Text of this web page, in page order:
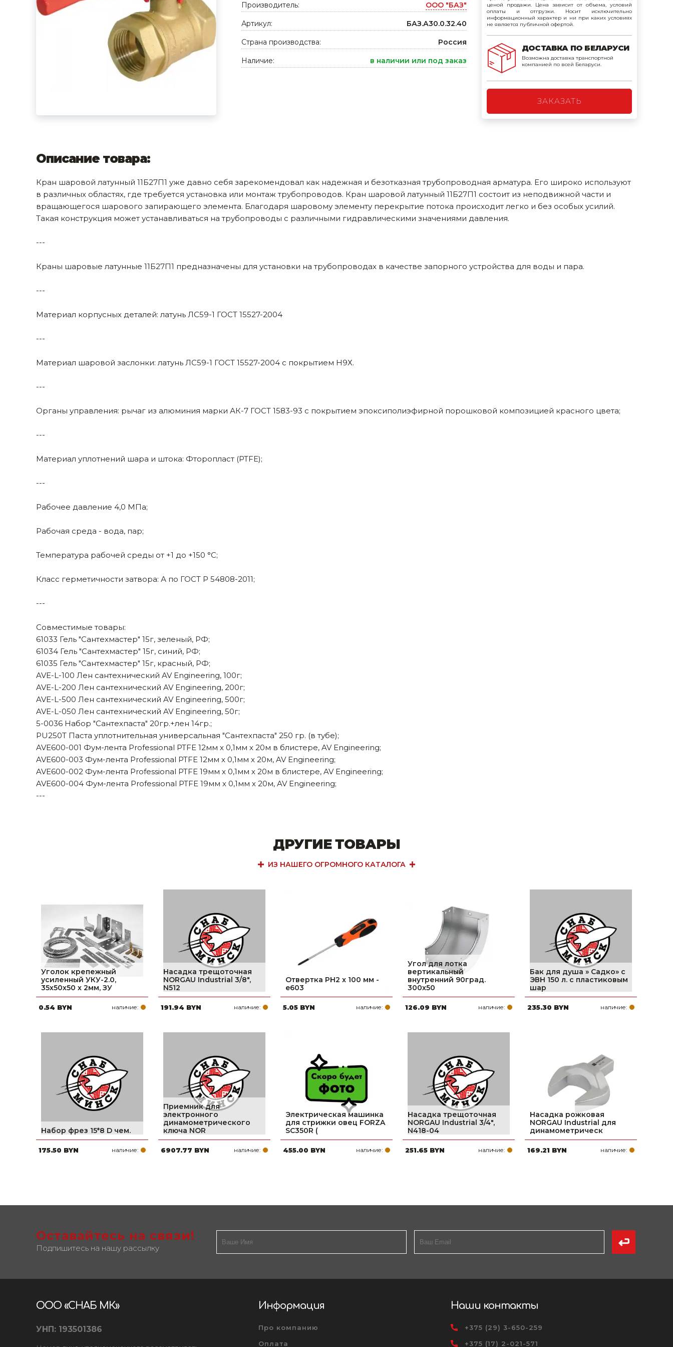
Строительное оборудование
Садовая техника, оснастка и принадлежности
Сварочное оборудование и материалы
Средства индивидуальной защиты и спецодежда
Крепеж и фурнитура
Автомобильные товары, инструменты
фруктов
Автоклавы. Дистилляторы
Дистилляторы
Ниппельные поилки для
свиней
Чашечные поилки
Производитель: ООО "БАЗ"
Артикул: БАЗ.А30.0.32.40
Страна производства: Россия
Наличие: в наличии или под заказ
ценой продажи. Цена зависит от объема, условий
оплаты и отгрузки. Носит исключительно
информационный характер и ни при каких условиях
не является публичной офертой.
ДОСТАВКА ПО БЕЛАРУСИ
Возможна доставка транспортной
компанией по всей Беларуси.
ЗАКАЗАТЬ
Описание товара:
Кран шаровой латунный 11Б27П1 уже давно себя зарекомендовал как надежная и безотказная трубопроводная арматура. Его широко используют
в различных областях, где требуется установка или монтаж трубопроводов. Кран шаровой латунный 11Б27П1 состоит из неподвижной части и
вращающегося шарового запирающего элемента. Благодаря шаровому элементу перекрытие потока происходит легко и без особых усилий.
Такая конструкция может устанавливаться на трубопроводы с различными гидравлическими значениями давления.
---
Краны шаровые латунные 11Б27П1 предназначены для установки на трубопроводах в качестве запорного устройства для воды и пара.
---
Материал корпусных деталей: латунь ЛС59-1 ГОСТ 15527-2004
---
Материал шаровой заслонки: латунь ЛС59-1 ГОСТ 15527-2004 с покрытием Н9Х.
---
Органы управления: рычаг из алюминия марки АК-7 ГОСТ 1583-93 с покрытием эпоксиполиэфирной порошковой композицией красного цвета;
---
Материал уплотнений шара и штока: Фторопласт (PTFE);
---
Рабочее давление 4,0 МПа;
Рабочая среда - вода, пар;
Температура рабочей среды от +1 до +150 °С;
Класс герметичности затвора: А по ГОСТ Р 54808-2011;
---
Совместимые товары:
61033 Гель "Сантехмастер" 15г, зеленый, РФ;
61034 Гель "Сантехмастер" 15г, синий, РФ;
61035 Гель "Сантехмастер" 15г, красный, РФ;
AVE-L-100 Лен сантехнический AV Engineering, 100г;
AVE-L-200 Лен сантехнический AV Engineering, 200г;
AVE-L-500 Лен сантехнический AV Engineering, 500г;
AVE-L-050 Лен сантехнический AV Engineering, 50г;
5-0036 Набор "Сантехпаста" 20гр.+лен 14гр.;
PU250T Паста уплотнительная универсальная "Сантехпаста" 250 гр. (в тубе);
AVE600-001 Фум-лента Professional PTFE 12мм х 0,1мм х 20м в блистере, AV Engineering;
AVE600-003 Фум-лента Professional PTFE 12мм х 0,1мм х 20м, AV Engineering;
AVE600-002 Фум-лента Professional PTFE 19мм х 0,1мм х 20м в блистере, AV Engineering;
AVE600-004 Фум-лента Professional PTFE 19мм х 0,1мм х 20м, AV Engineering;
---
ДРУГИЕ ТОВАРЫ
ИЗ НАШЕГО ОГРОМНОГО КАТАЛОГА
Уголок крепежный
усиленный УКУ-2.0,
35х50х50 х 2мм, ЗУ
0.54 BYN наличие:
Насадка трещоточная
NORGAU Industrial 3/8",
N512
191.94 BYN наличие:
Отвертка PH2 x 100 мм -
e603
5.05 BYN наличие:
Угол для лотка
вертикальный
внутренний 90град.
300х50
126.09 BYN наличие:
Бак для душа » Садко» с
ЭВН 150 л. с пластиковым
шар
235.30 BYN наличие:
Набор фрез 15*8 D чем.
175.50 BYN наличие:
Приемник для
электронного
динамометрического
ключа NOR
6907.77 BYN наличие:
Электрическая машинка
для стрижки овец FORZA
SC350R (
455.00 BYN наличие:
Насадка трещоточная
NORGAU Industrial 3/4",
N418-04
251.65 BYN наличие:
Насадка рожковая
NORGAU Industrial для
динамометрическ
169.21 BYN наличие:
Оставайтесь на связи!
Подпишитесь на нашу рассылку
ООО «СНАБ МК»
УНП: 193501386
Информация
Про компанию
Оплата
Наши контакты
+375 (29) 3-650-259
+375 (17) 2-021-571